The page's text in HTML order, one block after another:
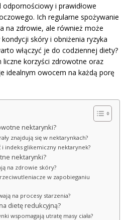
odpornościowy i prawidłowe
Ich regularne spożywanie
na zdrowie, ale również może
skóry i obniżenia ryzyka
włączyć je do codziennej diety?
korzyści zdrowotne oraz
idealnym owocem na każdą porę
nektarynki?
znajdują się w nektarynkach?
i indeks glikemiczny nektarynek?
nektarynki?
na zdrowie skóry?
w zapobieganiu
na procesy starzenia?
dietę redukcyjną?
wspomagają utratę masy ciała?